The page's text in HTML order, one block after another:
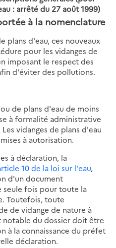
: arrêté du 27 août 1999)
à la nomenclature
plans d'eau, ces nouveaux
pour les vidanges de
imposant le respect des
d'éviter des pollutions.
de plans d'eau de moins
à formalité administrative
vidanges de plans d'eau
à autorisation.
à déclaration, la
10 de la loi sur l'eau,
d'un document
seule fois pour toute la
Toutefois, toute
de vidange de nature à
notable du dossier doit être
à la connaissance du préfet
déclaration.